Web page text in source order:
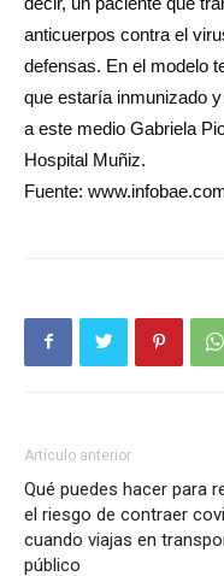
anticuerpos contra el
defensas. En el modelo
que estaría inmunizado
a este medio Gabriela
Hospital Muñiz.
Fuente:
Artículo anterior
Qué puedes hacer para
el riesgo de contraer
cuando viajas en
público